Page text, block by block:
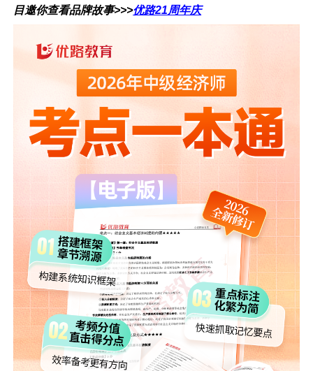
目邀你查看品牌故事>>>优路21周年庆